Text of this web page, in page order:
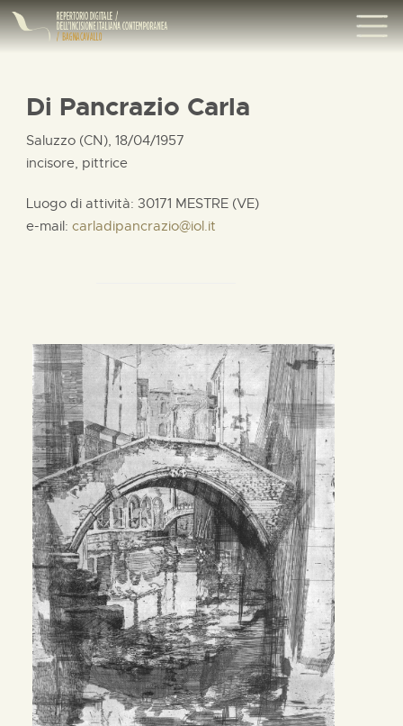
Di Pancrazio Carla
Saluzzo (CN), 18/04/1957
incisore, pittrice
Luogo di attività: 30171 MESTRE (VE)
e-mail: carladipancrazio@iol.it